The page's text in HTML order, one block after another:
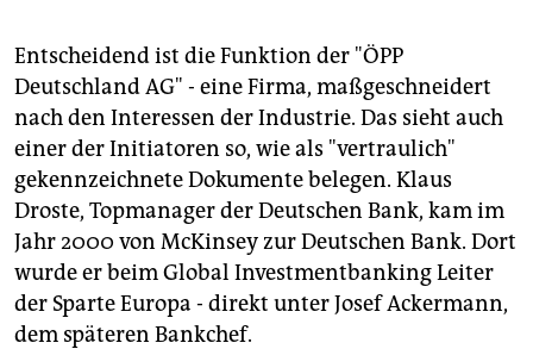
Entscheidend ist die Funktion der "ÖPP
Deutschland AG" - eine Firma, maßgeschneidert
nach den Interessen der Industrie. Das sieht auch
einer der Initiatoren so, wie als "vertraulich"
gekennzeichnete Dokumente belegen. Klaus
Droste, Topmanager der Deutschen Bank, kam im
Jahr 2000 von McKinsey zur Deutschen Bank. Dort
wurde er beim Global Investmentbanking Leiter
der Sparte Europa - direkt unter Josef Ackermann,
dem späteren Bankchef.